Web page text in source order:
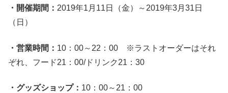
・開催期間： 2019年1月11日（金）～2019年3月31日
（日）
・営業時間： 10：00～22：00 ※ラストオーダーはそれ
ぞれ、フード21：00/ドリンク21：30
・グッズショップ： 10：00～21：00